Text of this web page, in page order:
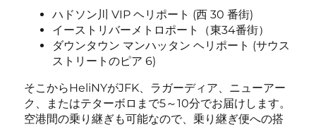
ハドソン川 VIP ヘリポート (西 30 番街)
イーストリバーメトロポート（東34番街）
ダウンタウン マンハッタン ヘリポート (サウス
ストリートのピア 6)
そこからHeliNYがJFK、ラガーディア、ニューアー
ク、またはテターボロまで5～10分でお届けします。
空港間の乗り継ぎも可能なので、乗り継ぎ便への搭